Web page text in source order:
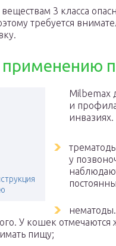
3 класса
требуется
применению
Milbemax
и
у
У кошек
пищу;